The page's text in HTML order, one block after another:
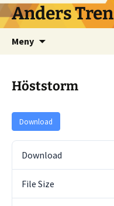
Hoppa
tillAnders
Meny
Höststorm
Download
Download
File Size